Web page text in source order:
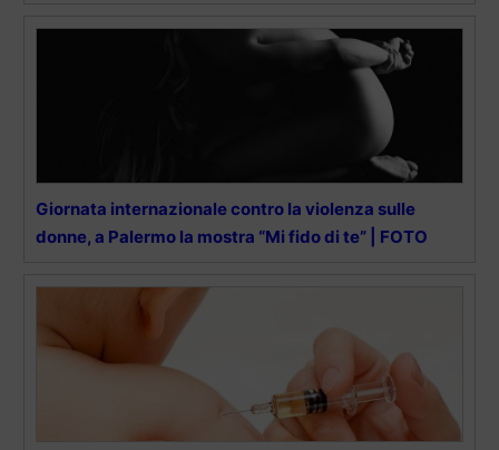
Giornata internazionale contro la violenza sulle
donne, a Palermo la mostra “Mi fido di te” | FOTO